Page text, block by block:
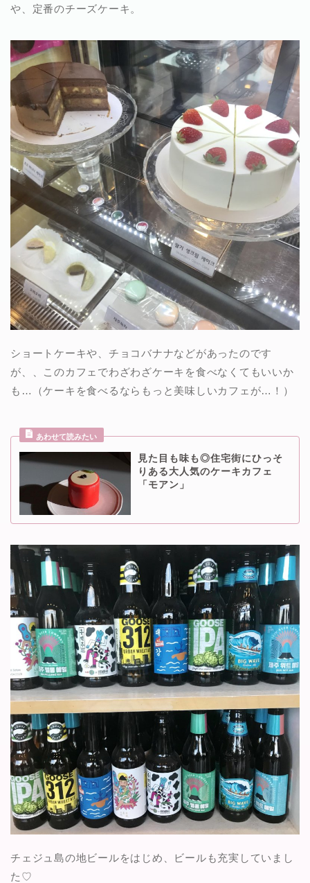
や、定番のチーズケーキ。
ショートケーキや、チョコバナナなどがあったのです
が、、このカフェでわざわざケーキを食べなくてもいいか
も…（ケーキを食べるならもっと美味しいカフェが…！）
見た目も味も◎住宅街にひっそ
りある大人気のケーキカフェ
「モアン」
チェジュ島の地ビールをはじめ、ビールも充実していまし
た♡